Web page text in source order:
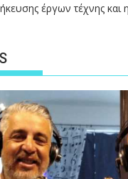
έργων τέχνης και